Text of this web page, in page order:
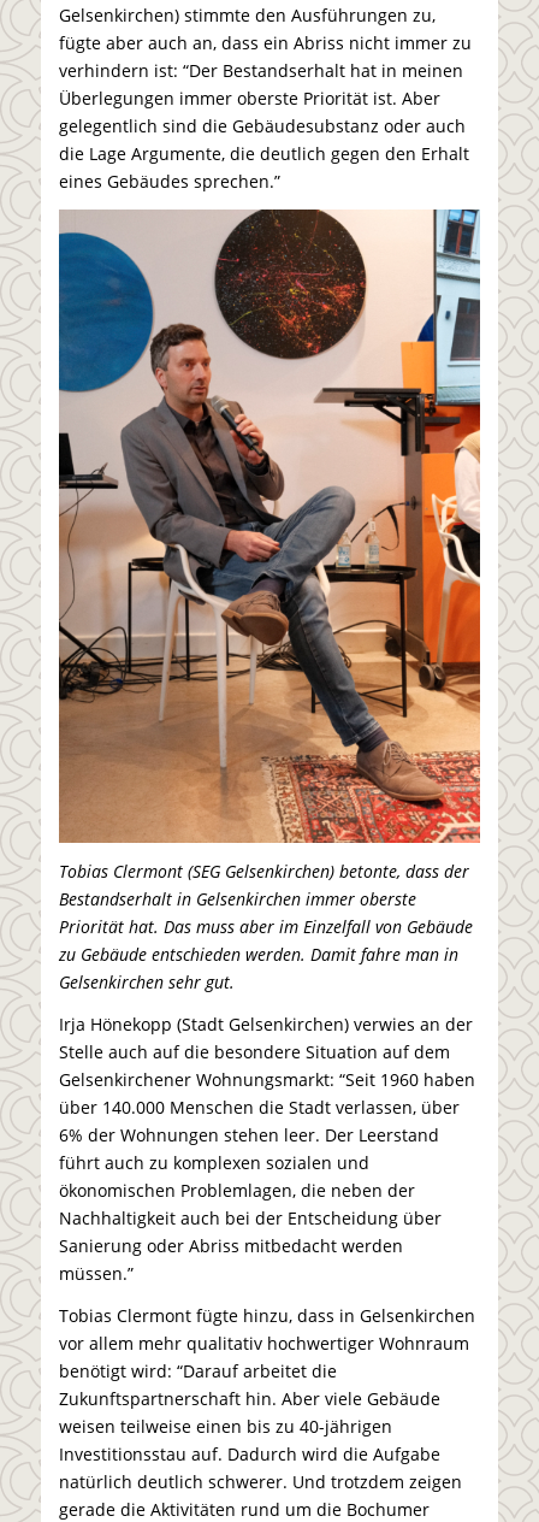
Gelsenkirchen) stimmte den Ausführungen zu,
fügte aber auch an, dass ein Abriss nicht immer zu
verhindern ist: “Der Bestandserhalt hat in meinen
Überlegungen immer oberste Priorität ist. Aber
gelegentlich sind die Gebäudesubstanz oder auch
die Lage Argumente, die deutlich gegen den Erhalt
eines Gebäudes sprechen.”
Tobias Clermont (SEG Gelsenkirchen) betonte, dass der
Bestandserhalt in Gelsenkirchen immer oberste
Priorität hat. Das muss aber im Einzelfall von Gebäude
zu Gebäude entschieden werden. Damit fahre man in
Gelsenkirchen sehr gut.
Irja Hönekopp (Stadt Gelsenkirchen) verwies an der
Stelle auch auf die besondere Situation auf dem
Gelsenkirchener Wohnungsmarkt: “Seit 1960 haben
über 140.000 Menschen die Stadt verlassen, über
6% der Wohnungen stehen leer. Der Leerstand
führt auch zu komplexen sozialen und
ökonomischen Problemlagen, die neben der
Nachhaltigkeit auch bei der Entscheidung über
Sanierung oder Abriss mitbedacht werden
müssen.”
Tobias Clermont fügte hinzu, dass in Gelsenkirchen
vor allem mehr qualitativ hochwertiger Wohnraum
benötigt wird: “Darauf arbeitet die
Zukunftspartnerschaft hin. Aber viele Gebäude
weisen teilweise einen bis zu 40-jährigen
Investitionsstau auf. Dadurch wird die Aufgabe
natürlich deutlich schwerer. Und trotzdem zeigen
gerade die Aktivitäten rund um die Bochumer